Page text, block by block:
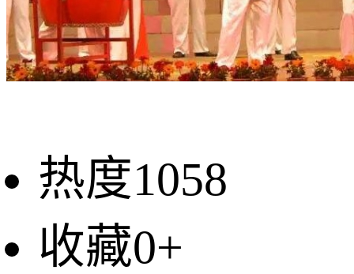
热度1058
收藏0+